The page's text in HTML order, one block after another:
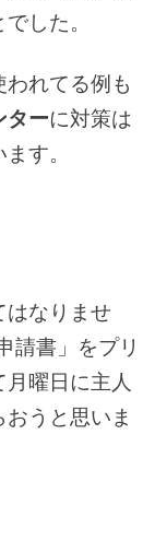
した。
れてる例も
ターに対策は
す。
はなりませ
請書」をプリ
曜日に主人
うと思いま